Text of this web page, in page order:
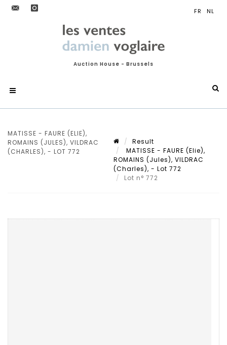
Auction House - Brussels
MATISSE - FAURE (ELIE),
ROMAINS (JULES), VILDRAC
(CHARLES), - LOT 772
Result
MATISSE - FAURE (Elie),
ROMAINS (Jules), VILDRAC
(Charles), - Lot 772
Lot n° 772